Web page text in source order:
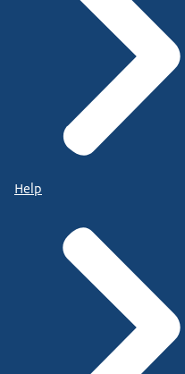
Help